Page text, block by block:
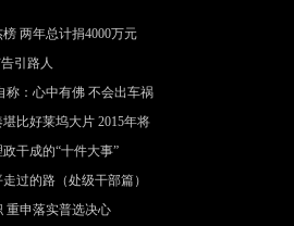
两年总计捐4000万元
引路人
称：心中有佛 不会出车祸
比好莱坞大片 2015年将
干成的“十件大事”
过的路（处级干部篇）
重申落实普选决心